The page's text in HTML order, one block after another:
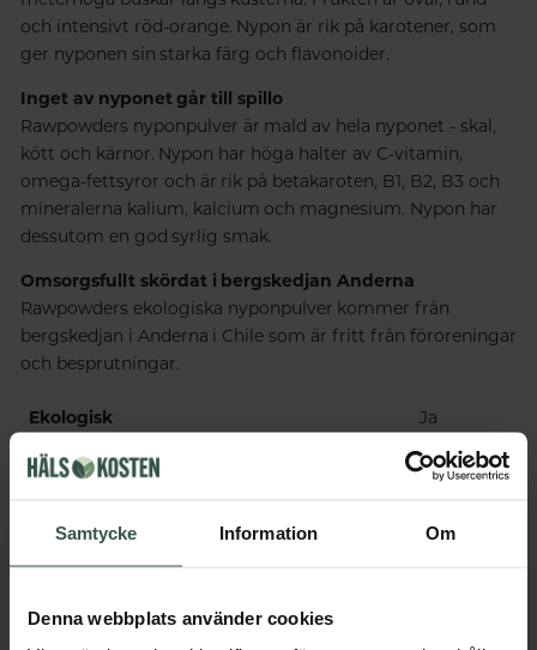
Samtycke Information Om
Denna webbplats använder cookies
och intensivt röd-orange. Nypon är rik på karotener, som
ger nyponen sin starka färg och flavonoider.
Inget av nyponet går till spillo
Rawpowders nyponpulver är mald av hela nyponet - skal,
kött och kärnor. Nypon har höga halter av C-vitamin,
omega-fettsyror och är rik på betakaroten, B1, B2, B3 och
mineralerna kalium, kalcium och magnesium. Nypon har
dessutom en god syrlig smak.
Omsorgsfullt skördat i bergskedjan Anderna
Rawpowders ekologiska nyponpulver kommer från
bergskedjan i Anderna i Chile som är fritt från föroreningar
och besprutningar.
Ekologisk Ja
Vegan Ja